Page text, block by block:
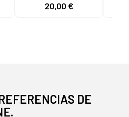
AZUL AZUL
20,00 €
DE